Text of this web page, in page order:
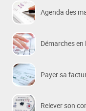
Agenda des
Démarches en
Payer sa
Relever son